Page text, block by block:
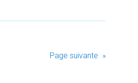
Page suivante »